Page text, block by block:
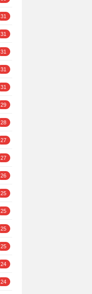
31
31
31
31
31
29
28
27
27
26
25
25
25
25
24
24